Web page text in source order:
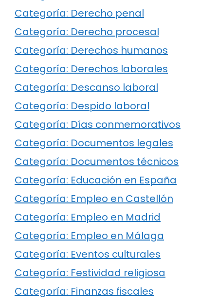
Categoría: Derecho penal
Categoría: Derecho procesal
Categoría: Derechos humanos
Categoría: Derechos laborales
Categoría: Descanso laboral
Categoría: Despido laboral
Categoría: Días conmemorativos
Categoría: Documentos legales
Categoría: Documentos técnicos
Categoría: Educación en España
Categoría: Empleo en Castellón
Categoría: Empleo en Madrid
Categoría: Empleo en Málaga
Categoría: Eventos culturales
Categoría: Festividad religiosa
Categoría: Finanzas fiscales